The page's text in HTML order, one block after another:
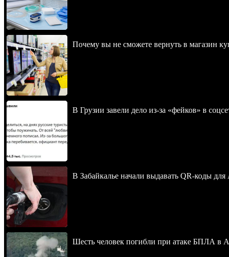
Почему вы не сможете вернуть в магазин
В Грузии завели дело из-за «фейков» в
В Забайкалье начали выдавать QR-коды
Шесть человек погибли при атаке БПЛА в